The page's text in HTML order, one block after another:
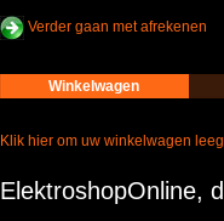
Verder gaan met afrekenen
Winkelwagen
Klik hier om uw winkelwagen
ElektroshopOnline,